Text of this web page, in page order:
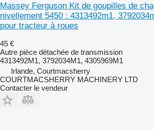
Massey Ferguson Kit de goupilles de
nivellement 5450 : 4313492m1,
pour tracteur à roues
45 €
Autre pièce détachée de transmission
4313492M1, 3792034M1, 4305969M1
Irlande, Courtmacsherry
COURTMACSHERRY MACHINERY LTD
Contacter le vendeur